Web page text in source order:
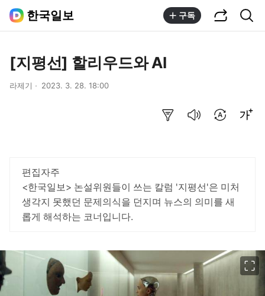
한국일보 구독
[지평선] 할리우드와 AI
라제기 2023. 3. 28. 18:00
편집자주
<한국일보> 논설위원들이 쓰는 칼럼 '지평선'은 미처
생각지 못했던 문제의식을 던지며 뉴스의 의미를 새
롭게 해석하는 코너입니다.